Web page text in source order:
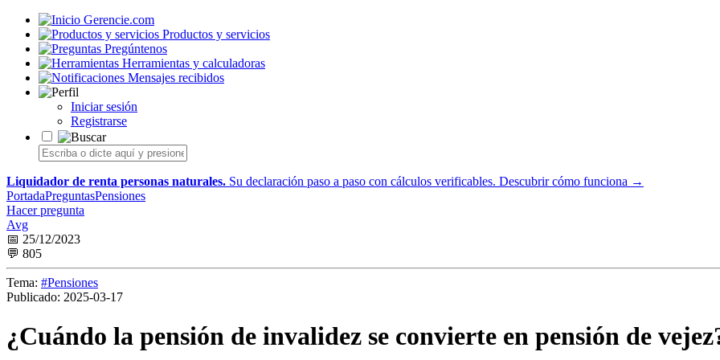
Gerencie.com
Productos y servicios
Pregúntenos
Herramientas y calculadoras
Mensajes recibidos
Iniciar sesión
Registrarse
Liquidador de renta personas naturales. Su declaración paso a paso con cálculos verificables. Descubrir cómo funciona →
PortadaPreguntasPensiones
Hacer pregunta
Avg
📅 25/12/2023
💬 805
Tema: #Pensiones
Publicado: 2025-03-17
¿Cuándo la pensión de invalidez se convierte en pensión de